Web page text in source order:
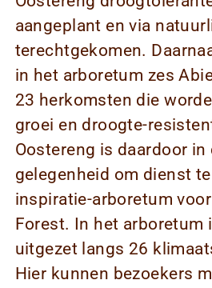
aangeplant en via
terechtgekomen.
in het arboretum zes
23 herkomsten die
groei en droogte-
Oostereng is daardoor in
gelegenheid om dienst
inspiratie-arboretum
Forest. In het arboretum
uitgezet langs 26
Hier kunnen bezoekers